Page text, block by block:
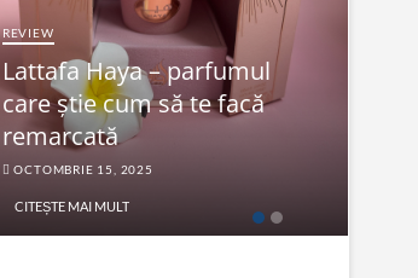
REVIEW
Lattafa Haya – parfumul
care știe cum să te facă
remarcată
OCTOMBRIE 15, 2025
CITEȘTE MAI MULT